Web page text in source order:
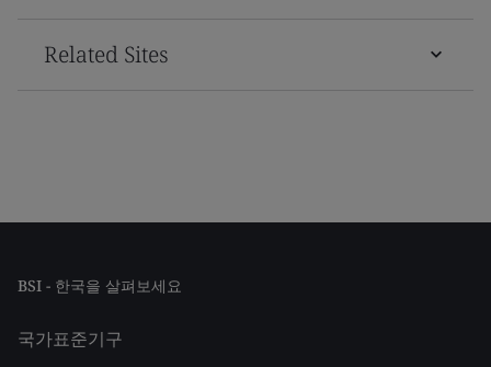
Related Sites
BSI - 한국을 살펴보세요
국가표준기구